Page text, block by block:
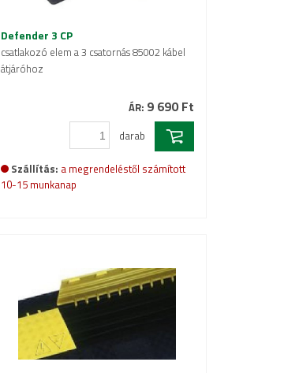
Defender 3 CP
csatlakozó elem a 3 csatornás 85002 kábel
átjáróhoz
ÁR: 9 690 Ft
darab
Szállítás: a megrendeléstől számított
10-15 munkanap